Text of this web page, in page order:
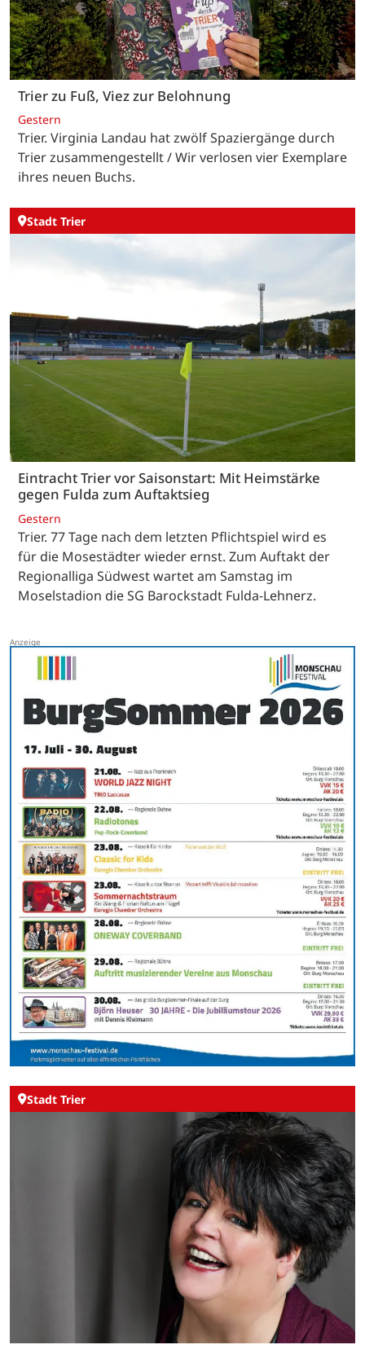
Trier zu Fuß, Viez zur Belohnung
Gestern
Trier. Virginia Landau hat zwölf Spaziergänge durch
Trier zusammengestellt / Wir verlosen vier Exemplare
ihres neuen Buchs.
Stadt Trier
Eintracht Trier vor Saisonstart: Mit Heimstärke
gegen Fulda zum Auftaktsieg
Gestern
Trier. 77 Tage nach dem letzten Pflichtspiel wird es
für die Mosestädter wieder ernst. Zum Auftakt der
Regionalliga Südwest wartet am Samstag im
Moselstadion die SG Barockstadt Fulda-Lehnerz.
Stadt Trier